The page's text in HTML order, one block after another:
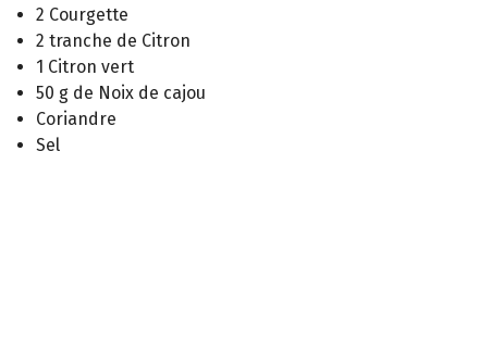
2 Courgette
2 tranche de Citron
1 Citron vert
50 g de Noix de cajou
Coriandre
Sel